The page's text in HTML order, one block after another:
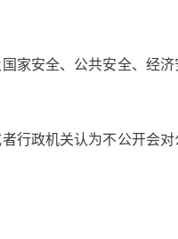
家安全、公共安全、经
行政机关认为不公开会